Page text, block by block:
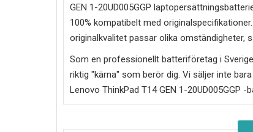
GEN 1-20UD005GGP
100% kompatibelt med
originalkvalitet passar olika omständigheter,
Som en professionellt batteriföretag i
riktig "kärna" som berör dig. Vi säljer inte
Lenovo ThinkPad T14 GEN 1-20UD005GGP -